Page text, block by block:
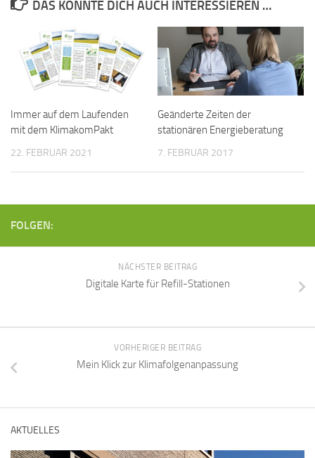
DAS KÖNNTE DICH AUCH INTERESSIEREN …
Immer auf dem Laufenden
mit dem KlimakomPakt
22. FEBRUAR 2021
Geänderte Zeiten der
stationären Energieberatung
7. FEBRUAR 2017
FOLGEN:
NÄCHSTER BEITRAG
Digitale Karte für Refill-Stationen
VORHERIGER BEITRAG
Mein Klick zur Klimafolgenanpassung
AKTUELLES